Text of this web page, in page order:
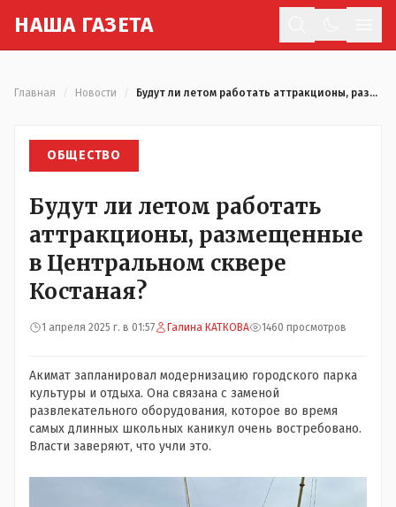
НАША ГАЗЕТА
Главная Новости Будут ли летом работать аттракционы, размещенные в Центральном сквере Костаная?
ОБЩЕСТВО
Будут ли летом работать
аттракционы, размещенные
в Центральном сквере
Костаная?
1 апреля 2025 г. в 01:57 Галина КАТКОВА 1460 просмотров
Акимат запланировал модернизацию городского парка
культуры и отдыха. Она связана с заменой
развлекательного оборудования, которое во время
самых длинных школьных каникул очень востребовано.
Власти заверяют, что учли это.